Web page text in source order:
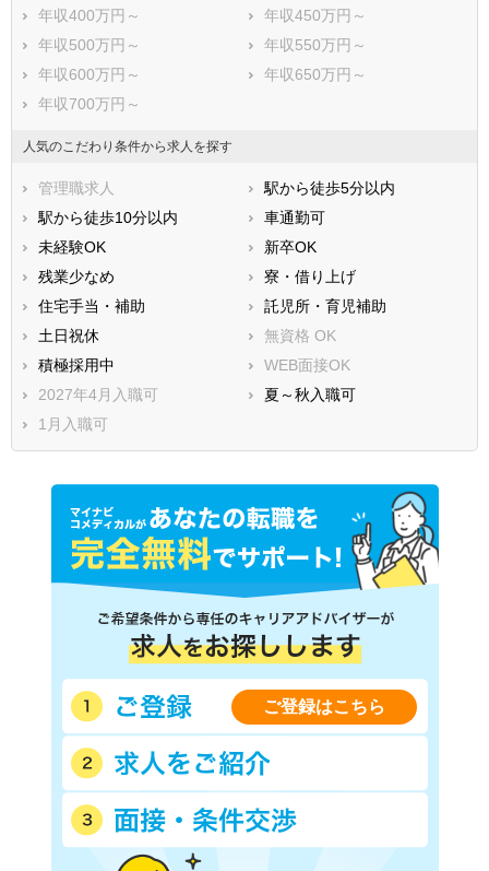
年収400万円～
年収450万円～
年収500万円～
年収550万円～
年収600万円～
年収650万円～
年収700万円～
人気のこだわり条件から求人を探す
管理職求人
駅から徒歩5分以内
駅から徒歩10分以内
車通勤可
未経験OK
新卒OK
残業少なめ
寮・借り上げ
住宅手当・補助
託児所・育児補助
土日祝休
無資格 OK
積極採用中
WEB面接OK
2027年4月入職可
夏～秋入職可
1月入職可
ご登録はこちら